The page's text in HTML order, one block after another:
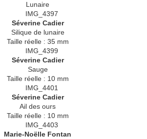
Lunaire
Séverine Cadier
Silique de lunaire
Taille réelle : 35 mm
Séverine Cadier
Sauge
Taille réelle : 10 mm
Séverine Cadier
Ail des ours
Taille réelle : 10 mm
Marie-Noëlle Fontan